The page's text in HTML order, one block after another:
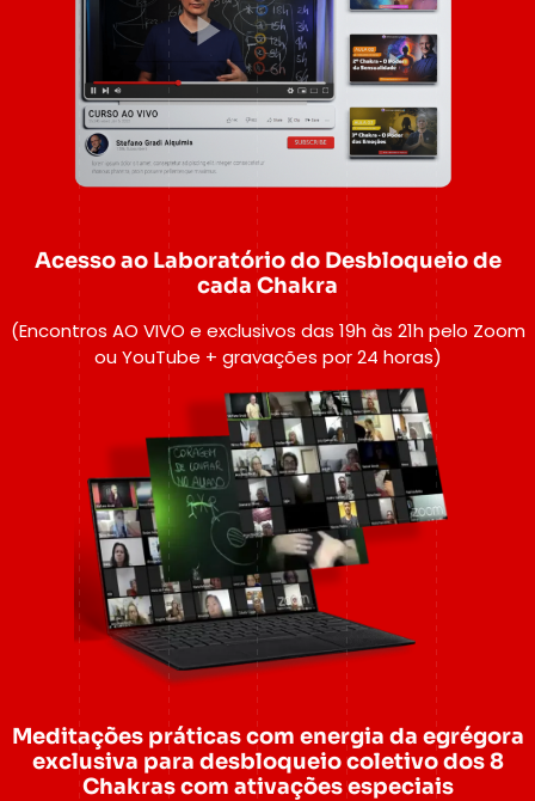
Acesso ao Laboratório do Desbloqueio de
cada Chakra
(Encontros AO VIVO e exclusivos das 19h às 21h pelo Zoom
ou YouTube + gravações por 24 horas)
Meditações práticas com energia da egrégora
exclusiva para desbloqueio coletivo dos 8
Chakras com ativações especiais